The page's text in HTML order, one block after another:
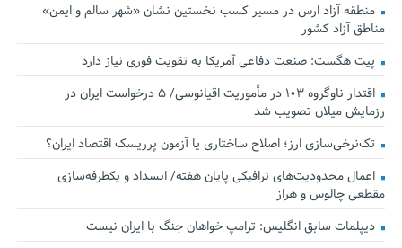
منطقه آزاد ارس در مسیر کسب نخستین نشان «شهر سالم و ایمن»
مناطق آزاد کشور
پیت هگست: صنعت دفاعی آمریکا به تقویت فوری نیاز دارد
اقتدار ناوگروه ۱۰۳ در مأموریت‌ اقیانوسی/ ۵ درخواست ایران در
رزمایش میلان تصویب شد
تک‌نرخی‌سازی ارز؛ اصلاح ساختاری یا آزمون پرریسک اقتصاد ایران؟
اعمال محدودیت‌های ترافیکی پایان هفته/ انسداد و یکطرفه‌سازی
مقطعی چالوس و هراز
دیپلمات سابق انگلیس:‌ ترامپ خواهان جنگ با ایران نیست